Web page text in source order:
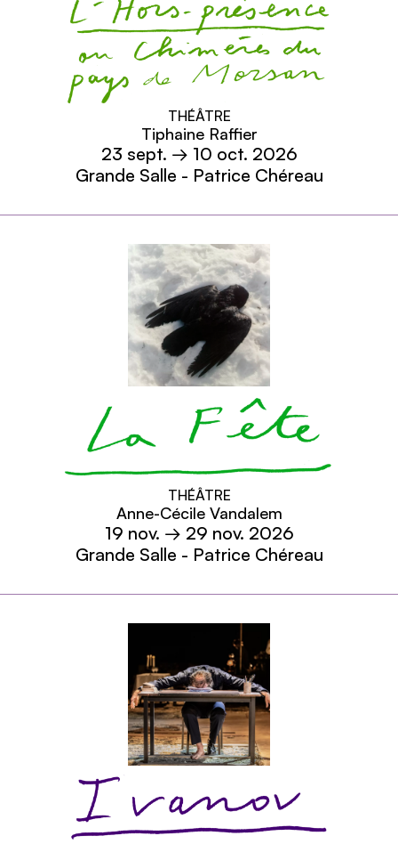
Dans la presse
Découvrir
L'hors présence
ou Chimères du pays de Morsan
THÉÂTRE
Tiphaine Raffier
23 sept. → 10 oct. 2026
Grande Salle - Patrice Chéreau
La Fête THÉÂTRE
Anne-Cécile Vandalem
19 nov. → 29 nov. 2026
Grande Salle - Patrice Chéreau